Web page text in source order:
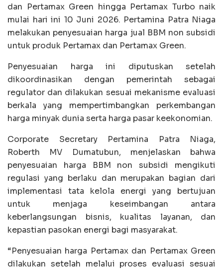
dan Pertamax Green hingga Pertamax Turbo naik
mulai hari ini 10 Juni 2026. Pertamina Patra Niaga
melakukan penyesuaian harga jual BBM non subsidi
untuk produk Pertamax dan Pertamax Green.
Penyesuaian harga ini diputuskan setelah
dikoordinasikan dengan pemerintah sebagai
regulator dan dilakukan sesuai mekanisme evaluasi
berkala yang mempertimbangkan perkembangan
harga minyak dunia serta harga pasar keekonomian.
Corporate Secretary Pertamina Patra Niaga,
Roberth MV Dumatubun, menjelaskan bahwa
penyesuaian harga BBM non subsidi mengikuti
regulasi yang berlaku dan merupakan bagian dari
implementasi tata kelola energi yang bertujuan
untuk menjaga keseimbangan antara
keberlangsungan bisnis, kualitas layanan, dan
kepastian pasokan energi bagi masyarakat.
“Penyesuaian harga Pertamax dan Pertamax Green
dilakukan setelah melalui proses evaluasi sesuai